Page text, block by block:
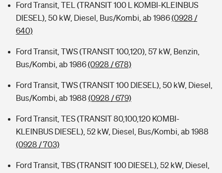
Ford Transit, TEL (TRANSIT 100 L KOMBI-KLEINBUS
DIESEL), 50 kW, Diesel, Bus/Kombi, ab 1986(0928 /
640)
Ford Transit, TWS (TRANSIT 100,120), 57 kW, Benzin,
Bus/Kombi, ab 1986(0928 / 678)
Ford Transit, TWS (TRANSIT 100 DIESEL), 50 kW, Diesel,
Bus/Kombi, ab 1988 (0928 / 679)
Ford Transit, TES (TRANSIT 80,100,120 KOMBI-
KLEINBUS DIESEL), 52 kW, Diesel, Bus/Kombi, ab 1988
(0928 / 703)
Ford Transit, TBS (TRANSIT 100 DIESEL), 52 kW, Diesel,